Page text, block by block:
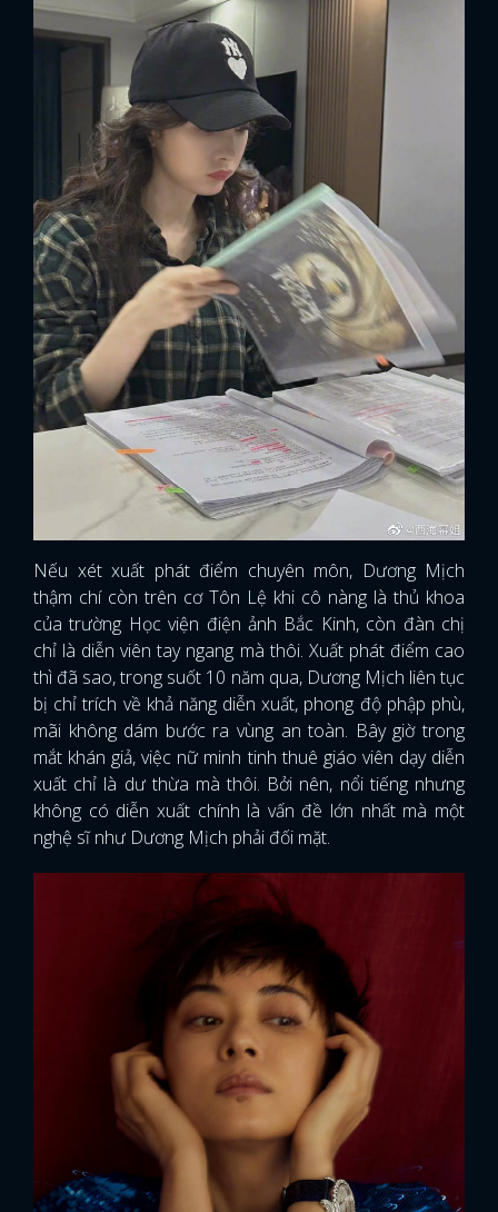
Nếu xét xuất phát điểm chuyên môn, Dương Mịch
thậm chí còn trên cơ Tôn Lệ khi cô nàng là thủ khoa
của trường Học viện điện ảnh Bắc Kinh, còn đàn chị
chỉ là diễn viên tay ngang mà thôi. Xuất phát điểm cao
thì đã sao, trong suốt 10 năm qua, Dương Mịch liên tục
bị chỉ trích về khả năng diễn xuất, phong độ phập phù,
mãi không dám bước ra vùng an toàn. Bây giờ trong
mắt khán giả, việc nữ minh tinh thuê giáo viên dạy diễn
xuất chỉ là dư thừa mà thôi. Bởi nên, nổi tiếng nhưng
không có diễn xuất chính là vấn đề lớn nhất mà một
nghệ sĩ như Dương Mịch phải đối mặt.